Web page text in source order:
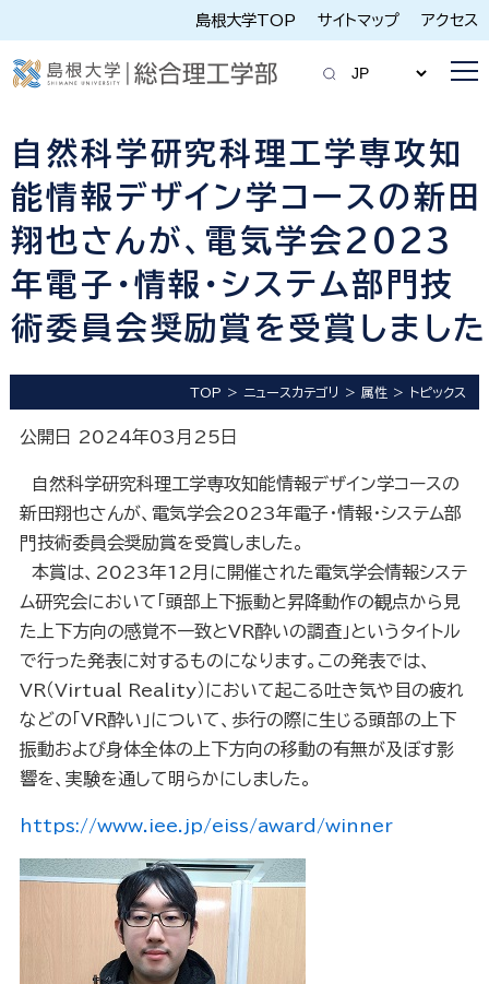
島根大学TOP サイトマップ アクセス
自然科学研究科理工学専攻知
能情報デザイン学コースの新田
翔也さんが、電気学会2023
年電子・情報・システム部門技
術委員会奨励賞を受賞しました
TOP ニュースカテゴリ 属性 トピックス
公開日 2024年03月25日
自然科学研究科理工学専攻知能情報デザイン学コースの
新田翔也さんが、電気学会2023年電子・情報・システム部
門技術委員会奨励賞を受賞しました。
本賞は、2023年12月に開催された電気学会情報システ
ム研究会において「頭部上下振動と昇降動作の観点から見
た上下方向の感覚不一致とVR酔いの調査」というタイトル
で行った発表に対するものになります。この発表では、
VR（Virtual Reality）において起こる吐き気や目の疲れ
などの「VR酔い」について、歩行の際に生じる頭部の上下
振動および身体全体の上下方向の移動の有無が及ぼす影
響を、実験を通して明らかにしました。
https://www.iee.jp/eiss/award/winner